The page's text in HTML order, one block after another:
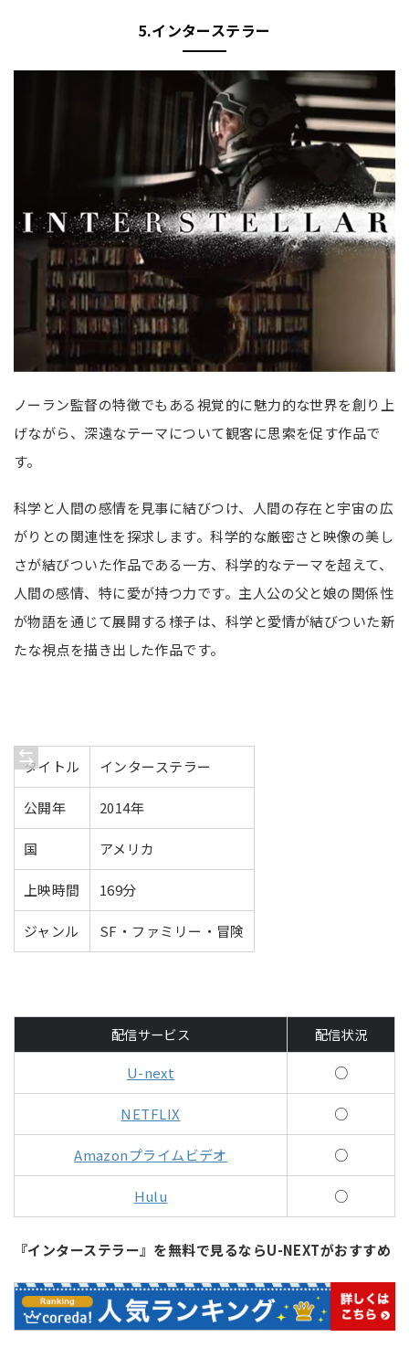
5.インターステラー
ノーラン監督の特徴でもある視覚的に魅力的な世界を創り上
げながら、深遠なテーマについて観客に思索を促す作品で
す。
科学と人間の感情を見事に結びつけ、人間の存在と宇宙の広
がりとの関連性を探求します。科学的な厳密さと映像の美し
さが結びついた作品である一方、科学的なテーマを超えて、
人間の感情、特に愛が持つ力です。主人公の父と娘の関係性
が物語を通じて展開する様子は、科学と愛情が結びついた新
たな視点を描き出した作品です。
タイトル インターステラー
公開年 2014年
国 アメリカ
上映時間 169分
ジャンル SF・ファミリー・冒険
配信サービス
配信状況
U-next
○
NETFLIX ○
Amazonプライムビデオ ○
Hulu ○
『インターステラー』を無料で見るならU-NEXTがおすすめ